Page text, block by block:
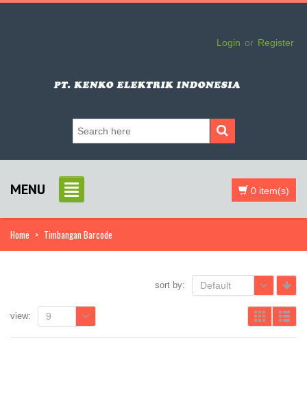
Login or Register
MENU 0 item(s)
Home > Timbangan Barcode
sort by: Default
view: 9